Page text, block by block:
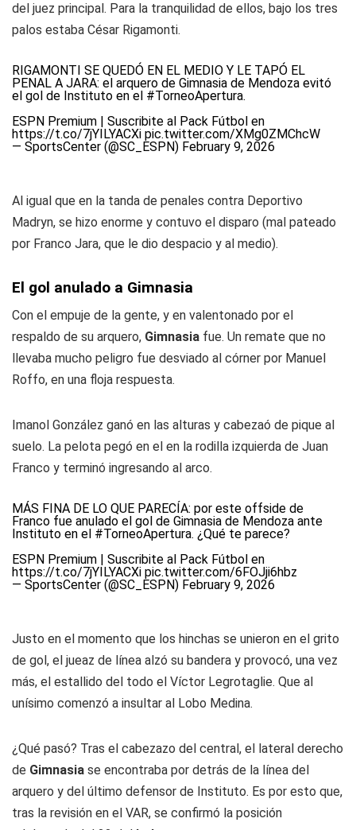
del juez principal. Para la tranquilidad de ellos, bajo los tres
palos estaba César Rigamonti.
RIGAMONTI SE QUEDÓ EN EL MEDIO Y LE TAPÓ EL
PENAL A JARA: el arquero de Gimnasia de Mendoza evitó
el gol de Instituto en el #TorneoApertura.
ESPN Premium | Suscribite al Pack Fútbol en
https://t.co/7jYILYACXi pic.twitter.com/XMg0ZMChcW
— SportsCenter (@SC_ESPN) February 9, 2026
Al igual que en la tanda de penales contra Deportivo
Madryn, se hizo enorme y contuvo el disparo (mal pateado
por Franco Jara, que le dio despacio y al medio).
El gol anulado a Gimnasia
Con el empuje de la gente, y en valentonado por el
respaldo de su arquero, Gimnasia fue. Un remate que no
llevaba mucho peligro fue desviado al córner por Manuel
Roffo, en una floja respuesta.
Imanol González ganó en las alturas y cabezaó de pique al
suelo. La pelota pegó en el en la rodilla izquierda de Juan
Franco y terminó ingresando al arco.
MÁS FINA DE LO QUE PARECÍA: por este offside de
Franco fue anulado el gol de Gimnasia de Mendoza ante
Instituto en el #TorneoApertura. ¿Qué te parece?
ESPN Premium | Suscribite al Pack Fútbol en
https://t.co/7jYILYACXi pic.twitter.com/6FOJji6hbz
— SportsCenter (@SC_ESPN) February 9, 2026
Justo en el momento que los hinchas se unieron en el grito
de gol, el jueaz de línea alzó su bandera y provocó, una vez
más, el estallido del todo el Víctor Legrotaglie. Que al
unísimo comenzó a insultar al Lobo Medina.
¿Qué pasó? Tras el cabezazo del central, el lateral derecho
de Gimnasia se encontraba por detrás de la línea del
arquero y del último defensor de Instituto. Es por esto que,
tras la revisión en el VAR, se confirmó la posición